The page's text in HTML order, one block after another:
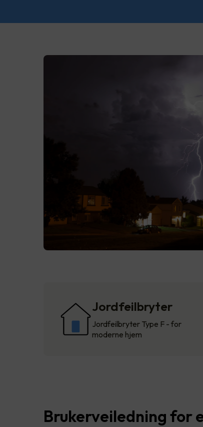
Jordfeilbryter
Jordfeilbryter Type F - for
moderne hjem
Brukerveiledning for